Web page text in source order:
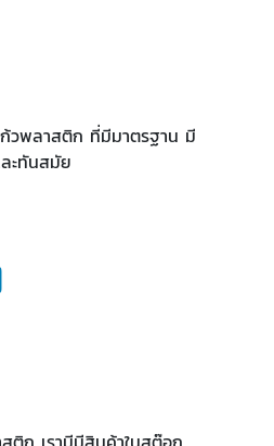
ก้วพลาสติก ที่มีมาตรฐาน มี
ะทันสมัย